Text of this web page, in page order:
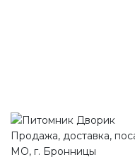
Продажа, доставка,
МО, г. Бронницы